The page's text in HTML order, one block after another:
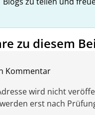
zu diesem
Kommentar
wird nicht
erst nach